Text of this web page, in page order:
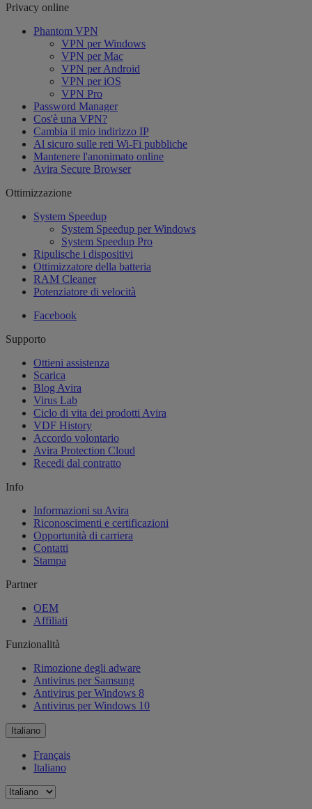
Privacy online
Phantom VPN
VPN per Windows
VPN per Mac
VPN per Android
VPN per iOS
VPN Pro
Password Manager
Cos'è una VPN?
Cambia il mio indirizzo IP
Al sicuro sulle reti Wi-Fi pubbliche
Mantenere l'anonimato online
Avira Secure Browser
Ottimizzazione
System Speedup
System Speedup per Windows
System Speedup Pro
Ripulische i dispositivi
Ottimizzatore della batteria
RAM Cleaner
Potenziatore di velocità
Facebook
Supporto
Ottieni assistenza
Scarica
Blog Avira
Virus Lab
Ciclo di vita dei prodotti Avira
VDF History
Accordo volontario
Avira Protection Cloud
Recedi dal contratto
Info
Informazioni su Avira
Riconoscimenti e certificazioni
Opportunità di carriera
Contatti
Stampa
Partner
OEM
Affiliati
Funzionalità
Rimozione degli adware
Antivirus per Samsung
Antivirus per Windows 8
Antivirus per Windows 10
Italiano
Français
Italiano